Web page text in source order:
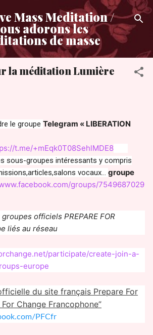
Accéder au contenu principal
Mass Meditation /
adorons les
de masse
la méditation Lumière
le groupe Telegram « LIBERATION
t.me/+mEqk0T08SehlMDE8
sous-groupes intéressants y compris
vocaux… groupe
groups/7549687029
officiels PREPARE FOR
liés au réseau
participate/create-join-a-
europe
du site français Prepare For
Change Francophone”
PFCfr